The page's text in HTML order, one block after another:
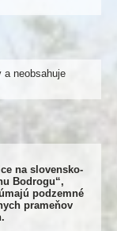
a neobsahuje
na slovensko-
Bodrogu“,
podzemné
prameňov